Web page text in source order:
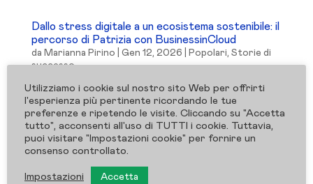
Dallo stress digitale a un ecosistema sostenibile: il
percorso di Patrizia con BusinessinCloud
da Marianna Pirino Gen 12, 2026 Popolari, Storie di
successo
Ciao Inspirers
oggi voglio raccontarti
una storia a cui tengo molto: quella di
Patrizia Giungato, psicologa e
coaching strategico, trasformazione
Utilizziamo i cookie sul nostro sito Web per offrirti
l'esperienza più pertinente ricordando le tue
preferenze e ripetendo le visite. Cliccando su "Accetta
tutto", acconsenti all'uso di TUTTI i cookie. Tuttavia,
puoi visitare "Impostazioni cookie" per fornire un
consenso controllato.
Impostazioni Accetta